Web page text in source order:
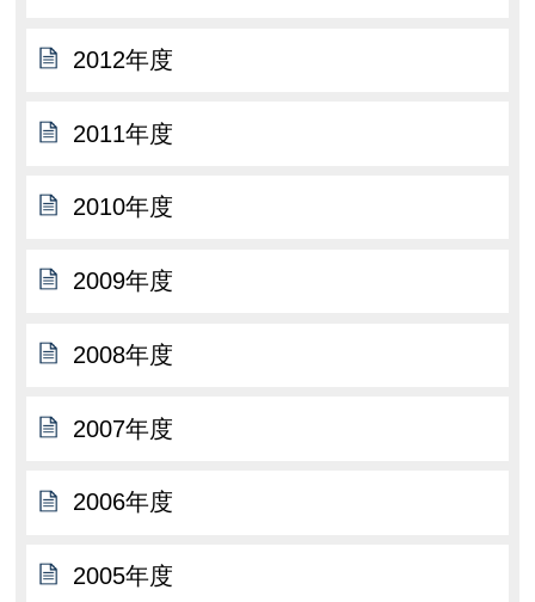
2012年度
2011年度
2010年度
2009年度
2008年度
2007年度
2006年度
2005年度